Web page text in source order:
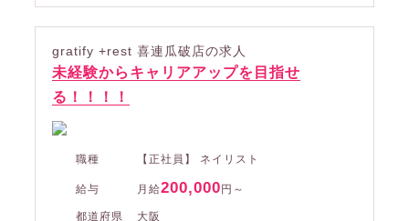
gratify +rest 喜連瓜破店の求人
未経験からキャリアアップを目指せ
る！！！！
職種 【正社員】 ネイリスト
給与 月給200,000 円～
都道府県
大阪